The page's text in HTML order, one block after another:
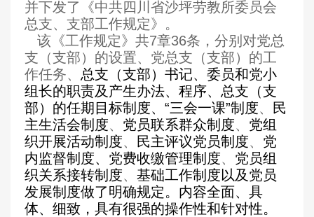
并下发了《中共四川省沙坪劳教所委员会
总支、支部工作规定》。
该《工作规定》共7章36条，分别对党总
支（支部）的设置、党总支（支部）的工
作任务、 总支（支部）书记、委员和党小
组长的职责及产生办法、程序、总支（支
部）的任期目标制度、“三会一课”制度、
民
主生活会制度、 党员联系群众制度、 党组
织开展活动制度、 民主评议党员制度、 党
内监督制度、党费收缴管理制度、 党员组
织关系接转制度、 基础工作制度以及党员
发展制度做了明确规定。内容全面、具
体、细致，具有很强的操作性和针对性。